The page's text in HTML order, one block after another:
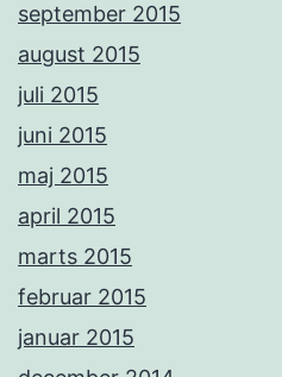
september 2015
august 2015
juli 2015
juni 2015
maj 2015
april 2015
marts 2015
februar 2015
januar 2015